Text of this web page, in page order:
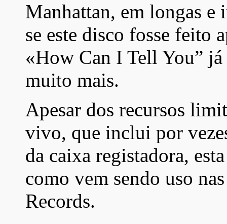
Manhattan, em longas e
se este disco fosse feito
«How Can I Tell You”
muito mais.
Apesar dos recursos
vivo, que inclui por
da caixa registadora,
como vem sendo uso
Records.